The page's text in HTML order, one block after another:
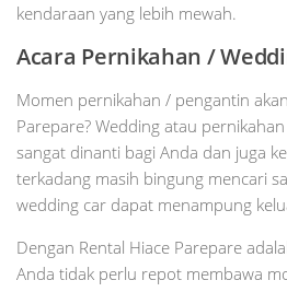
kendaraan yang lebih mewah.
Acara Pernikahan /
Momen pernikahan / pengantin
Parepare? Wedding atau
sangat dinanti bagi Anda dan juga
terkadang masih bingung mencari
wedding car dapat menampung
Dengan Rental Hiace Parepare
Anda tidak perlu repot membawa